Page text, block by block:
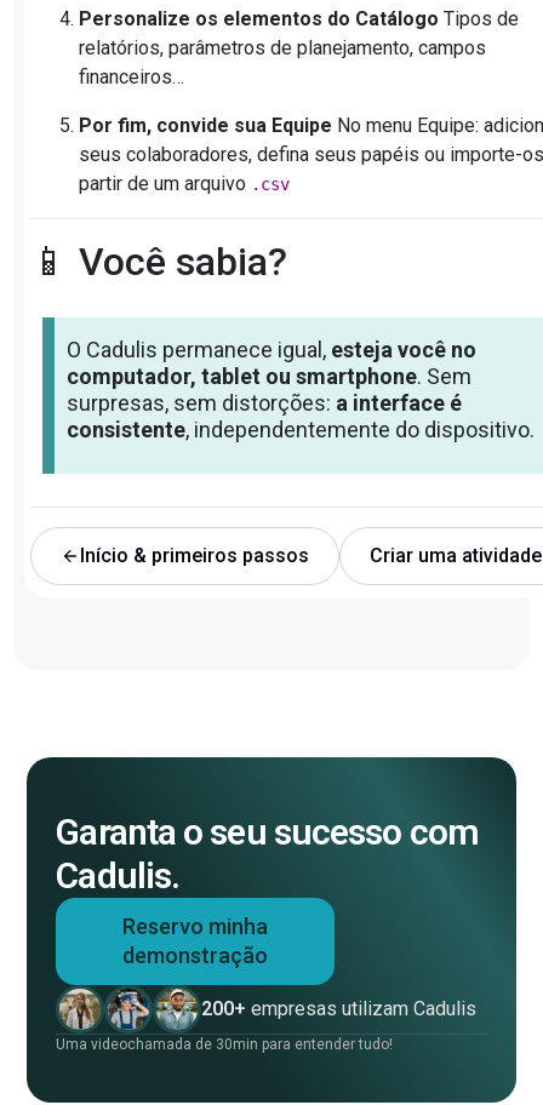
Personalize os elementos do Catálogo Tipos de
relatórios, parâmetros de planejamento, campos
financeiros…
Por fim, convide sua Equipe No menu Equipe:
seus colaboradores, defina seus papéis ou importe-
partir de um arquivo .csv
📱 Você sabia?
O Cadulis permanece igual, esteja você no
computador, tablet ou smartphone. Sem
surpresas, sem distorções: a interface é
consistente, independentemente do dispositivo.
Início & primeiros passos Criar uma atividade
Garanta o seu sucesso com
Cadulis.
Reservo minha
demonstração
200+ empresas utilizam Cadulis
Uma videochamada de 30min para entender tudo!